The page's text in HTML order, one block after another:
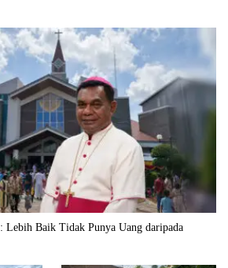
Lebih Baik Tidak Punya Uang daripada